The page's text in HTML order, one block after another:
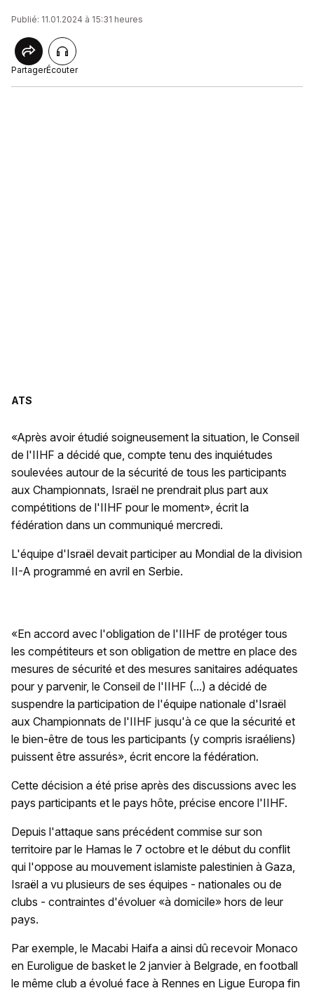
Publié: 11.01.2024 à 15:31 heures
PartagerÉcouter
ATS
«Après avoir étudié soigneusement la situation, le Conseil
de l'IIHF a décidé que, compte tenu des inquiétudes
soulevées autour de la sécurité de tous les participants
aux Championnats, Israël ne prendrait plus part aux
compétitions de l'IIHF pour le moment», écrit la
fédération dans un communiqué mercredi.
L'équipe d'Israël devait participer au Mondial de la division
II-A programmé en avril en Serbie.
«En accord avec l'obligation de l'IIHF de protéger tous
les compétiteurs et son obligation de mettre en place des
mesures de sécurité et des mesures sanitaires adéquates
pour y parvenir, le Conseil de l'IIHF (...) a décidé de
suspendre la participation de l'équipe nationale d'Israël
aux Championnats de l'IIHF jusqu'à ce que la sécurité et
le bien-être de tous les participants (y compris israéliens)
puissent être assurés», écrit encore la fédération.
Cette décision a été prise après des discussions avec les
pays participants et le pays hôte, précise encore l'IIHF.
Depuis l'attaque sans précédent commise sur son
territoire par le Hamas le 7 octobre et le début du conflit
qui l'oppose au mouvement islamiste palestinien à Gaza,
Israël a vu plusieurs de ses équipes - nationales ou de
clubs - contraintes d'évoluer «à domicile» hors de leur
pays.
Par exemple, le Macabi Haifa a ainsi dû recevoir Monaco
en Euroligue de basket le 2 janvier à Belgrade, en football
le même club a évolué face à Rennes en Ligue Europa fin